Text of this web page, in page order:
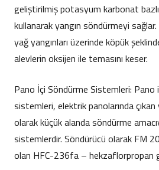
geliştirilmiş potasyum karbonat bazlı
kullanarak yangın söndürmeyi sağlar.
yağ yangınları üzerinde köpük
alevlerin oksijen ile temasını keser.
Pano İçi Söndürme Sistemleri: Pano
sistemleri, elektrik panolarında
olarak küçük alanda söndürme
sistemlerdir. Söndürücü olarak FM
olan HFC-236fa – hekzaflorpropan